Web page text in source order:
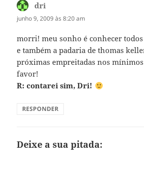
dri
junho 9, 2009 às 8:20 am
morri! meu sonho é conhecer
e também a padaria de thomas
próximas empreitadas nos
favor!
R: contarei sim, Dri!
RESPONDER
Deixe a sua pitada: